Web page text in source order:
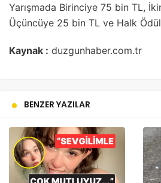
Yarışmada Birinciye 75 bin TL,
Üçüncüye 25 bin TL ve Halk
Kaynak : duzgunhaber.com.tr
BENZER YAZILAR